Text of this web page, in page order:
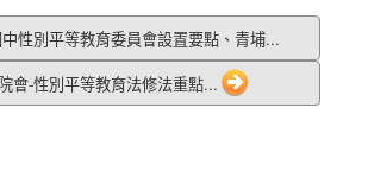
性別平等教育委員會設置要點、青埔...
會-性別平等教育法修法重點...